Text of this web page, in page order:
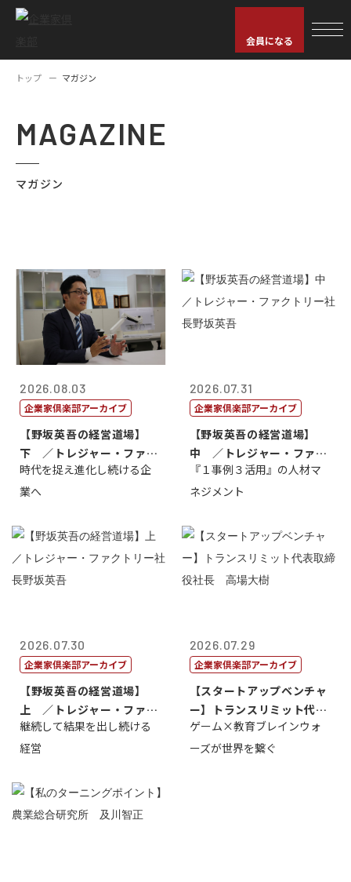
会員になる
トップ マガジン
MAGAZINE
マガジン
2026.08.03
企業家倶楽部アーカイブ
【野坂英吾の経営道場】
下 ／トレジャー・ファク
トリー社長野坂...
時代を捉え進化し続ける企
業へ
2026.07.31
企業家倶楽部アーカイブ
【野坂英吾の経営道場】
中 ／トレジャー・ファク
トリー社長野坂...
『１事例３活用』の人材マ
ネジメント
2026.07.30
企業家倶楽部アーカイブ
【野坂英吾の経営道場】
上 ／トレジャー・ファク
トリー社長野坂...
継続して結果を出し続ける
経営
2026.07.29
企業家倶楽部アーカイブ
【スタートアップベンチャ
ー】トランスリミット代表
取締役社長 ...
ゲーム×教育ブレインウォ
ーズが世界を繋ぐ